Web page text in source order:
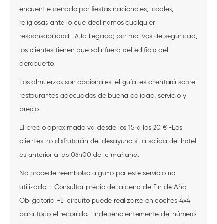
encuentre cerrado por fiestas nacionales, locales,
religiosas ante lo que declinamos cualquier
responsabilidad -A la llegada; por motivos de seguridad,
los clientes tienen que salir fuera del edificio del
aeropuerto.
Los almuerzos son opcionales, el guía les orientará sobre
restaurantes adecuados de buena calidad, servicio y
precio.
El precio aproximado va desde los 15 a los 20 € -Los
clientes no disfrutarán del desayuno si la salida del hotel
es anterior a las 06h00 de la mañana.
No procede reembolso alguno por este servicio no
utilizado. - Consultar precio de la cena de Fin de Año
Obligatoria -El circuito puede realizarse en coches 4x4
para todo el recorrido. -Independientemente del número